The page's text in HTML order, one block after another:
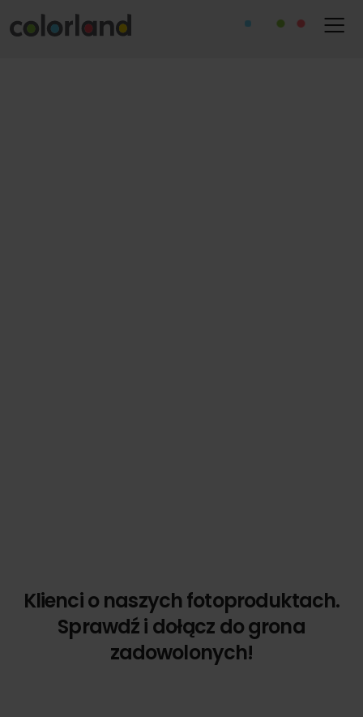
Klienci o naszych fotoproduktach.
Sprawdź i dołącz do grona
zadowolonych!